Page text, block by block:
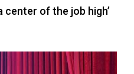
center of the job high’